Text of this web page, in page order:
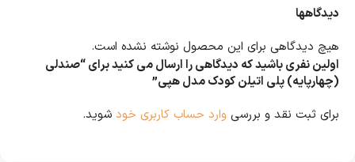
دیدگاهها
هیچ دیدگاهی برای این محصول نوشته نشده است.
اولین نفری باشید که دیدگاهی را ارسال می کنید برای “صندلی
(چهارپایه) پلی اتیلن کودک مدل هپی”
برای ثبت نقد و بررسی وارد حساب کاربری خود شوید.